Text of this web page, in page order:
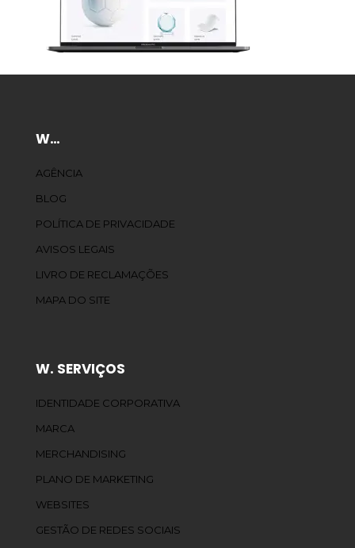
W…
AGÊNCIA
BLOG
POLÍTICA DE PRIVACIDADE
AVISOS LEGAIS
LIVRO DE RECLAMAÇÕES
MAPA DO SITE
W. SERVIÇOS
IDENTIDADE CORPORATIVA
MARCA
MERCHANDISING
PLANO DE MARKETING
WEBSITES
GESTÃO DE REDES SOCIAIS